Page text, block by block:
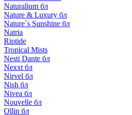
Naturalium бл
Nature & Luxury бл
Nature`s Sunshine бл
Natria
Riptide
Tropical Mists
Nesti Dante бл
Nexxt бл
Nirvel бл
Nish бл
Nivea бл
Nouvelle бл
Ollin бл